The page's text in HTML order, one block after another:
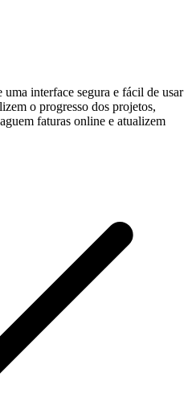
uma interface segura e fácil de usar
o progresso dos projetos,
faturas online e atualizem